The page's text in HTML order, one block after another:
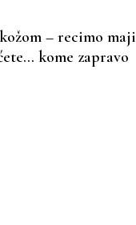
– recimo
kome zapravo